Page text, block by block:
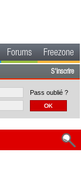
Forums Freezone
S'inscrire
Pass oublié ?